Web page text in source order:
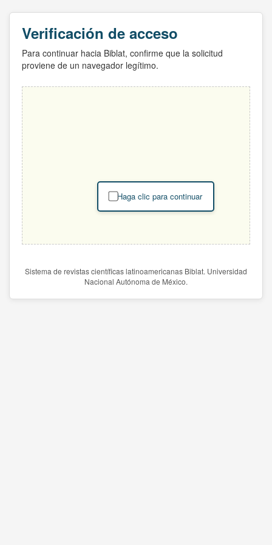
Verificación de acceso
Para continuar hacia Biblat, confirme que la solicitud
proviene de un navegador legítimo.
Haga clic para continuar
Sistema de revistas científicas latinoamericanas Biblat. Universidad
Nacional Autónoma de México.